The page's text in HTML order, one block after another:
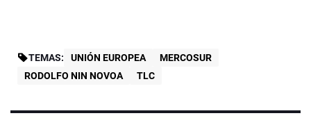
TEMAS: UNIÓN EUROPEA
MERCOSUR
RODOLFO NIN NOVOA
TLC